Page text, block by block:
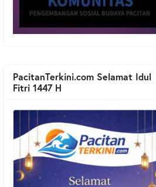
PacitanTerkini.com Selamat Idul
Fitri 1447 H